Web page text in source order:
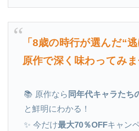
「8歳の時行が選んだ“逃
原作で深く味わってみま
📚 原作なら 同年代キャラたち
と鮮明にわかる！
✨ 今だけ最大70％OFFキャン